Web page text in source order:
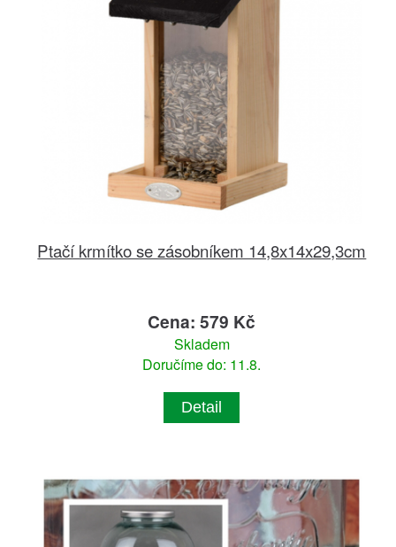
Ptačí krmítko se zásobníkem 14,8x14x29,3cm
Cena: 579 Kč
Skladem
Doručíme do: 11.8.
Detail